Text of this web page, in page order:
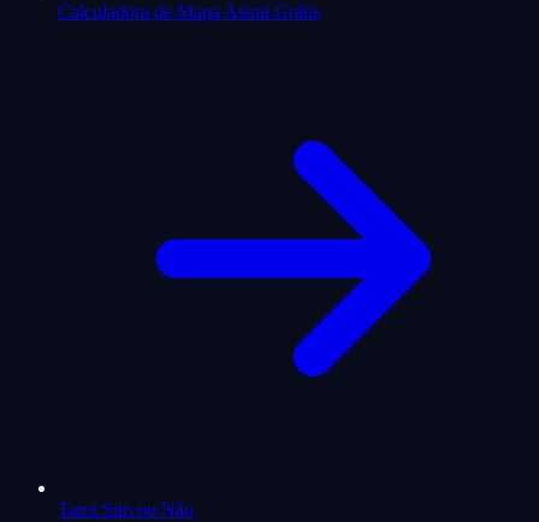
Calculadora de Mapa Astral Grátis
Tarot Sim ou Não